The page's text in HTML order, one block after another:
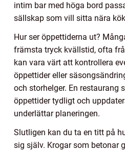
intim bar med höga bord
sällskap som vill sitta nära
Hur ser öppettiderna ut?
främsta tryck kvällstid, ofta
kan vara värt att kontrollera
öppettider eller
och storhelger. En restaurang
öppettider tydligt och
underlättar planeringen.
Slutligen kan du ta en titt på
sig själv. Krogar som betonar